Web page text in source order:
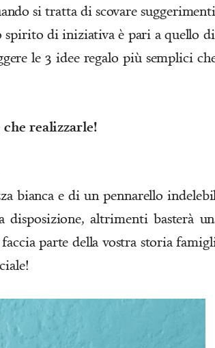
si tratta di scovare
spirito di iniziativa è pari a quello di
le 3 idee regalo più semplici
realizzarle!
bianca e di un pennarello
altrimenti basterà
faccia parte della vostra storia